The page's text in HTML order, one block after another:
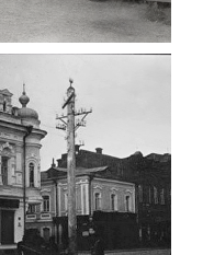
1947
Житомир (1945-
a comment